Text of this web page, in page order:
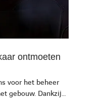
ontmoeten
voor het beheer
gebouw. Dankzij